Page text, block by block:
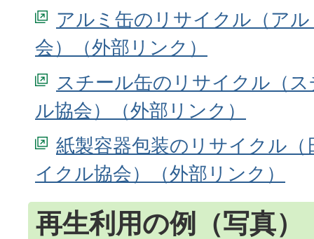
アルミ缶のリサイクル（ア
会）
スチール缶のリサイクル（
ル協会）
紙製容器包装のリサイクル（
イクル協会）
再生利用の例（写真）